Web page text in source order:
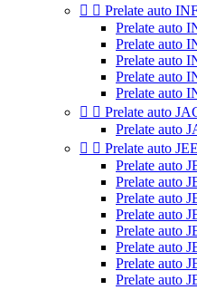
  Prelate auto
Prelate auto
Prelate auto
Prelate auto
Prelate auto
Prelate auto
  Prelate auto
Prelate auto
  Prelate auto
Prelate auto
Prelate auto
Prelate auto
Prelate auto
Prelate auto
Prelate auto
Prelate auto
Prelate auto